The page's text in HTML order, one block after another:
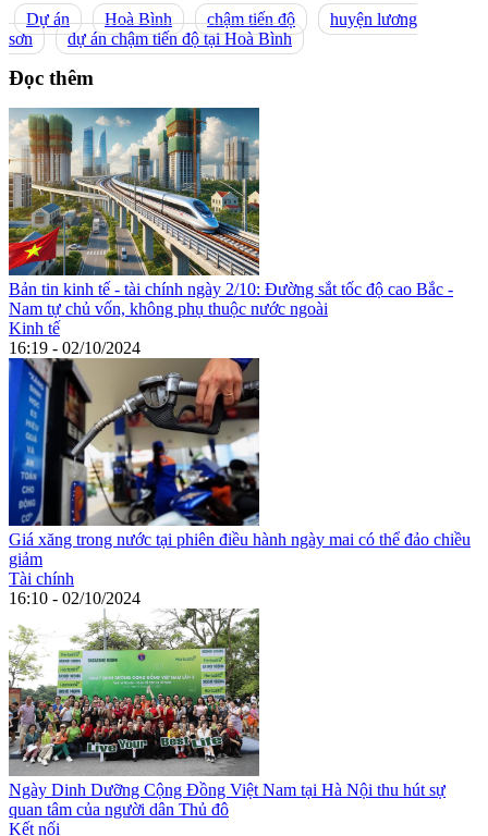
Dự án
Hoà Bình chậm tiến độ
huyện lương
sơn
dự án chậm tiến độ tại Hoà Bình
Đọc thêm
Bản tin kinh tế - tài chính ngày 2/10: Đường sắt tốc độ cao Bắc -
Nam tự chủ vốn, không phụ thuộc nước ngoài
Kinh tế
16:19 - 02/10/2024
Giá xăng trong nước tại phiên điều hành ngày mai có thể đảo chiều
giảm
Tài chính
16:10 - 02/10/2024
Ngày Dinh Dưỡng Cộng Đồng Việt Nam tại Hà Nội thu hút sự
quan tâm của người dân Thủ đô
Kết nối